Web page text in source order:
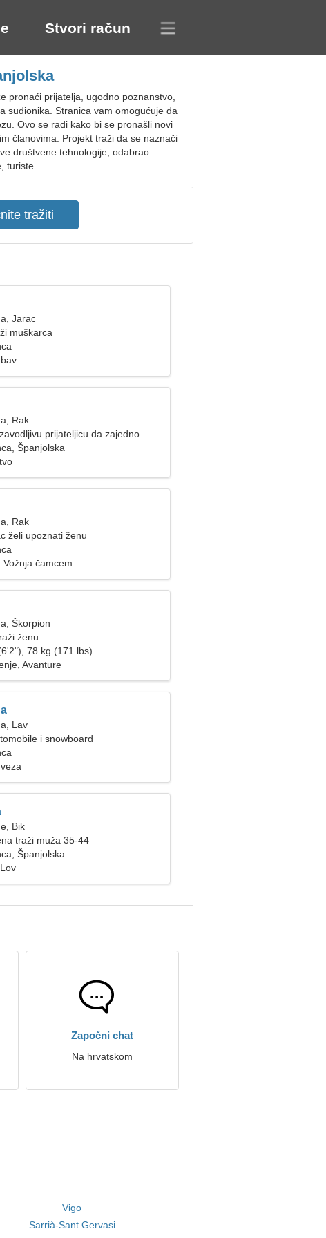
Stvori račun
pronaći prijatelja, ugodno poznanstvo,
sudionika. Stranica vam omogućuje da
Ovo se radi kako bi se pronašli novi
članovima. Projekt traži da se naznači
društvene tehnologije, odabrao
turiste.
Jarac
muškarca
Rak
prijateljicu da zajedno
Španjolska
Rak
želi upoznati ženu
Vožnja čamcem
Škorpion
ženu
78 kg (171 lbs)
Avanture
Lav
i snowboard
Bik
traži muža 35-44
Španjolska
Započni chat
Na hrvatskom
Vigo
Sarrià-Sant Gervasi